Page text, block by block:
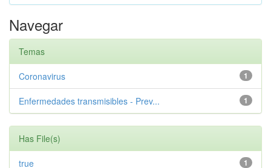
Navegar
Temas
1
Coronavirus
1
Enfermedades transmisibles - Prev...
Has File(s)
1
true